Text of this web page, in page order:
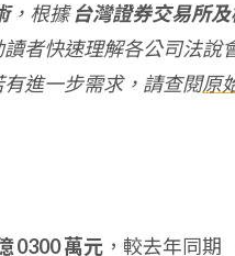
，根據台灣證券交易所
者快速理解各公司法
進一步需求，請查閱原
0300 萬元 ，較去年同期